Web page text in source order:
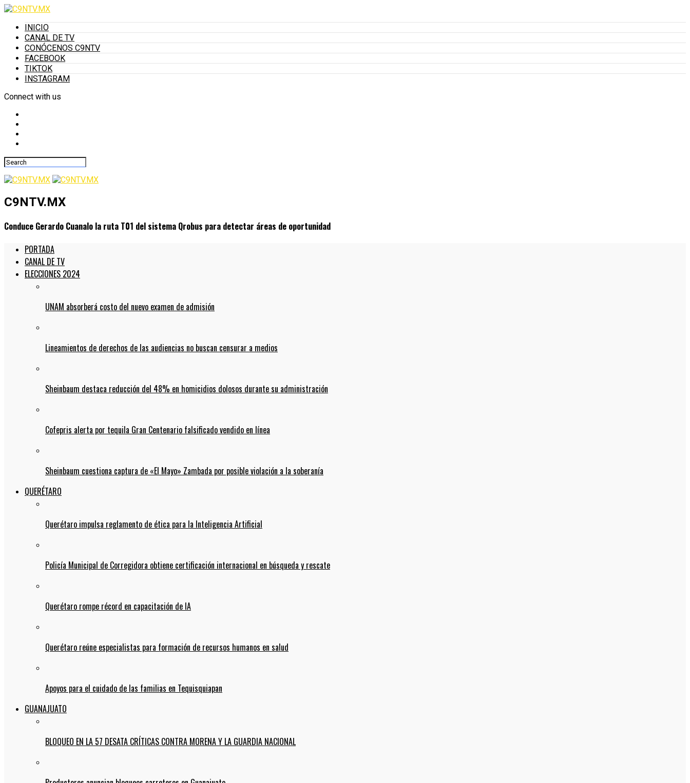
INICIO
CANAL DE TV
CONÓCENOS C9NTV
FACEBOOK
TIKTOK
INSTAGRAM
Connect with us
C9NTV.MX
Conduce Gerardo Cuanalo la ruta T01 del sistema Qrobus para detectar áreas de oportunidad
PORTADA
CANAL DE TV
ELECCIONES 2024
UNAM absorberá costo del nuevo examen de admisión
Lineamientos de derechos de las audiencias no buscan censurar a medios
Sheinbaum destaca reducción del 48% en homicidios dolosos durante su administración
Cofepris alerta por tequila Gran Centenario falsificado vendido en línea
Sheinbaum cuestiona captura de «El Mayo» Zambada por posible violación a la soberanía
QUERÉTARO
Querétaro impulsa reglamento de ética para la Inteligencia Artificial
Policía Municipal de Corregidora obtiene certificación internacional en búsqueda y rescate
Querétaro rompe récord en capacitación de IA
Querétaro reúne especialistas para formación de recursos humanos en salud
Apoyos para el cuidado de las familias en Tequisquiapan
GUANAJUATO
BLOQUEO EN LA 57 DESATA CRÍTICAS CONTRA MORENA Y LA GUARDIA NACIONAL